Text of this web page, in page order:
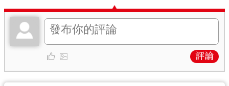
評論